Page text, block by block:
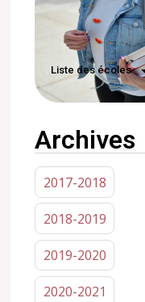
Liste des écoles
Archives
2017-2018
2018-2019
2019-2020
2020-2021